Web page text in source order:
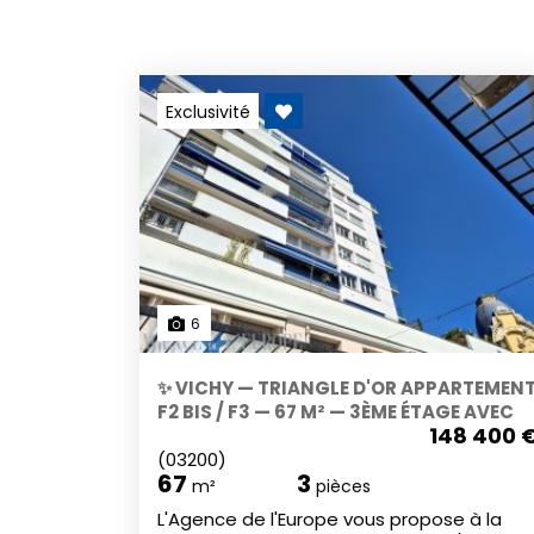
Exclusivité
6
✨ VICHY — TRIANGLE D'OR
F2 BIS / F3 — 67 M² — 3ÈME ÉTAGE AVEC
148 400
(03200)
67 m² 3 pièces
L'Agence de l'Europe vous propose à la